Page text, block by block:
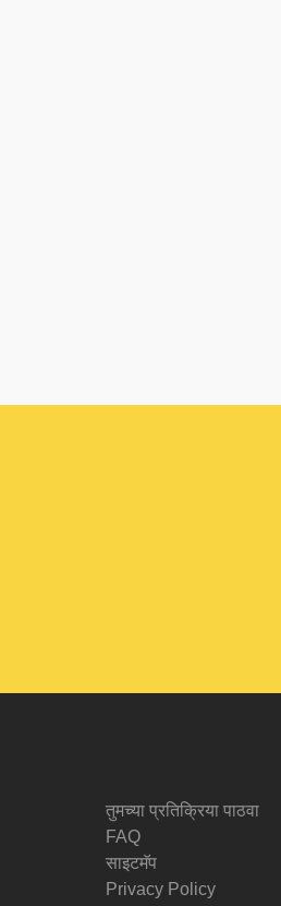
तुमच्या प्रतिक्रिया पाठवा
FAQ
साइटमॅप
Privacy Policy